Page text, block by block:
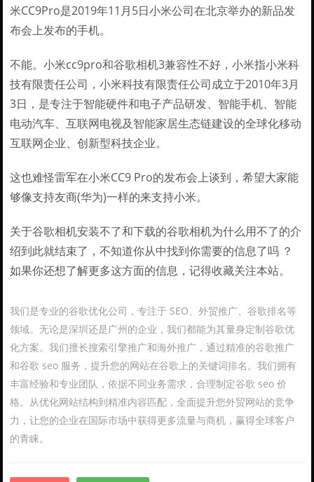
米CC9Pro是2019年11月5日小米公司在北京举办的新品发
布会上发布的手机。
不能。小米cc9pro和谷歌相机3兼容性不好，小米指小米科
技有限责任公司，小米科技有限责任公司成立于2010年3月
3日，是专注于智能硬件和电子产品研发、智能手机、智能
电动汽车、互联网电视及智能家居生态链建设的全球化移动
互联网企业、创新型科技企业。
这也难怪雷军在小米CC9 Pro的发布会上谈到，希望大家能
够像支持友商(华为)一样的来支持小米。
关于谷歌相机安装不了和下载的谷歌相机为什么用不了的介
绍到此就结束了，不知道你从中找到你需要的信息了吗 ？
如果你还想了解更多这方面的信息，记得收藏关注本站。
我们是专业的谷歌优化公司，专注于 SEO、外贸推广、谷歌排名等
领域。无论是深圳还是广州的企业，我们都能为其量身定制谷歌优
化方案。我们擅长搜索引擎推广和海外推广，通过精准的谷歌推广
和谷歌 seo 服务，提升您的网站在谷歌上的关键词排名。我们拥有
丰富经验和专业团队，依据不同业务需求，合理制定谷歌 seo 价
格。从优化网站结构到精准内容匹配，全面提升您外贸网站的竞争
力，让您的企业在国际市场中获得更多流量与商机，赢得全球客户
的青睐。